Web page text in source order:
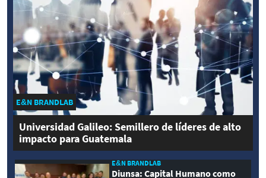
E&N BRANDLAB
Universidad Galileo: Semillero de líderes de alto
impacto para Guatemala
E&N BRANDLAB
Diunsa: Capital Humano como